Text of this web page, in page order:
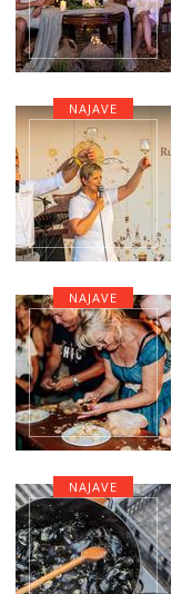
NAJAVE
NAJAVE
NAJAVE